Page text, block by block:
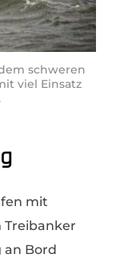
schweren
viel Einsatz
mit
an Bord